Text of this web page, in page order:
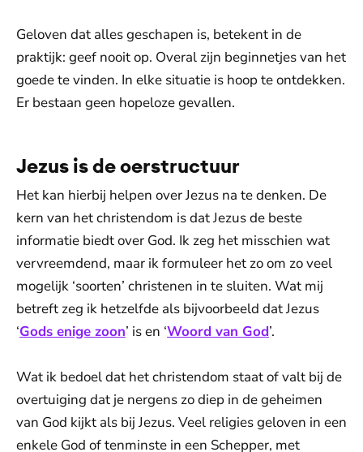
Geloven dat alles geschapen is, betekent in de
praktijk: geef nooit op. Overal zijn beginnetjes van het
goede te vinden. In elke situatie is hoop te ontdekken.
Er bestaan geen hopeloze gevallen.
Jezus is de oerstructuur
Het kan hierbij helpen over Jezus na te denken. De
kern van het christendom is dat Jezus de beste
informatie biedt over God. Ik zeg het misschien wat
vervreemdend, maar ik formuleer het zo om zo veel
mogelijk ‘soorten’ christenen in te sluiten. Wat mij
betreft zeg ik hetzelfde als bijvoorbeeld dat Jezus
‘Gods enige zoon’ is en ‘Woord van God’.
Wat ik bedoel dat het christendom staat of valt bij de
overtuiging dat je nergens zo diep in de geheimen
van God kijkt als bij Jezus. Veel religies geloven in een
enkele God of tenminste in een Schepper, met